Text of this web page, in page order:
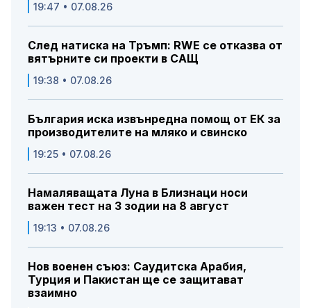
19:47 • 07.08.26
След натиска на Тръмп: RWE се отказва от
вятърните си проекти в САЩ
19:38 • 07.08.26
България иска извънредна помощ от ЕК за
производителите на мляко и свинско
19:25 • 07.08.26
Намаляващата Луна в Близнаци носи
важен тест на 3 зодии на 8 август
19:13 • 07.08.26
Нов военен съюз: Саудитска Арабия,
Турция и Пакистан ще се защитават
взаимно